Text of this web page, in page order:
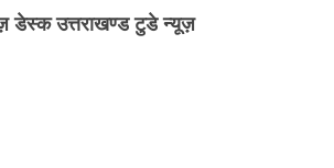
डेस्क उत्तराखण्ड टुडे न्यूज़